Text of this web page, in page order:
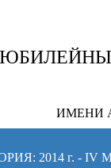
ИМЕНИ
2014 г. -